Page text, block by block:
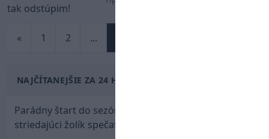
« 1 2 ...
NAJČÍTANEJŠIE ZA 24 HODÍN
Parádny štart do sezóny: Rýchlik Boženík ako
striedajúci žolík spečatil postup Stoke